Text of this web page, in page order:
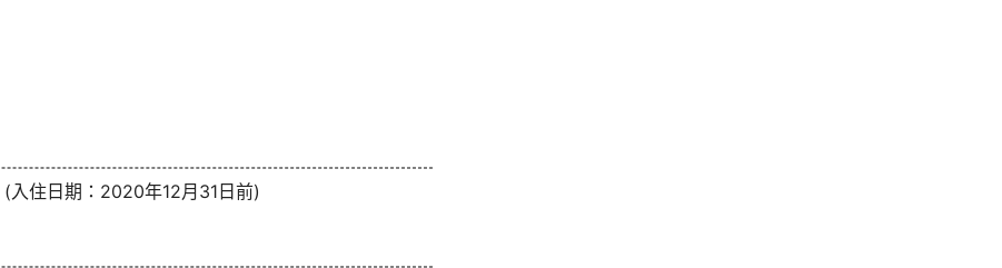
(入住日期：2020年12月31日前)